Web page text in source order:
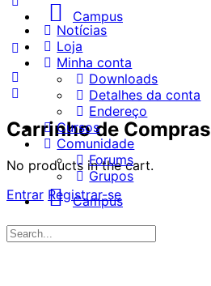
Campus
Carrinho de Compras
No products in the cart.
Entrar Registrar-se
Notícias
Loja
Minha conta
Downloads
Detalhes da conta
Endereço
Cursos
Comunidade
Forums
Grupos
Campus
Procurar